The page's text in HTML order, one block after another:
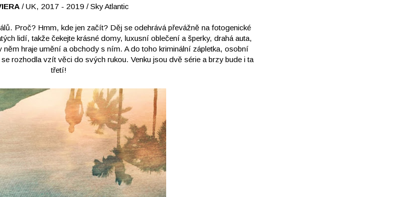
/ UK, 2017 - 2019 / Sky Atlantic
Proč? Hmm, kde jen začít? Děj se odehrává převážně na fotogenické
lidí, takže čekejte krásné domy, luxusní oblečení a šperky, drahá auta,
něm hraje umění a obchody s ním. A do toho kriminální zápletka, osobní
rozhodla vzít věci do svých rukou. Venku jsou dvě série a brzy bude i ta
třetí!